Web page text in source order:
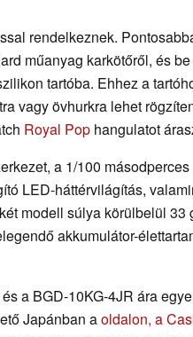
rendelkeznek.
műanyag karkötőről, és
tartóba. Ehhez a
vagy övhurkra lehet
Royal Pop hangulatot
a 1/100 másodperces
LED-háttérvilágítás,
modell súlya körülbelül 33
akkumulátor-
a BGD-10KG-4JR ára
Japánban aoldalon, a